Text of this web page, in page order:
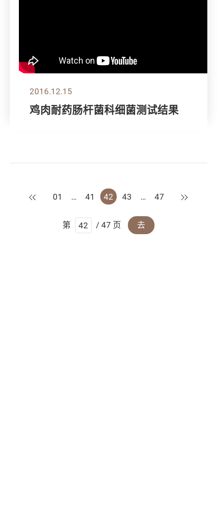
2016.12.15
鸡肉耐药肠杆菌科细菌测试结果
上一页
01 … 41 42 43 … 47 下一页
第 / 47 页 去